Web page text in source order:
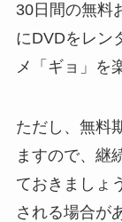
30日間の無料
にDVDをレン
メ「ギョ」を
ただし、無料
ますので、継
ておきましょ
される場合が